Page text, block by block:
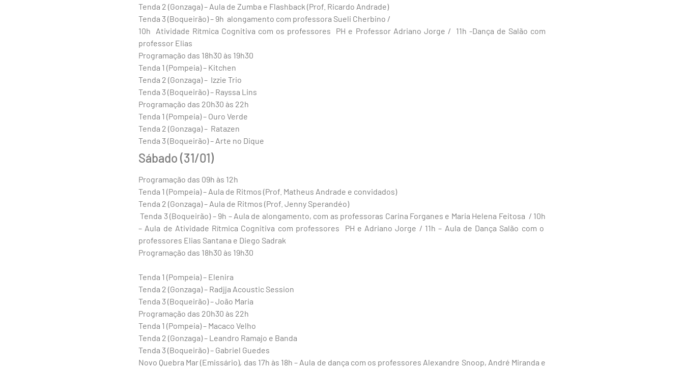
Tenda 2 (Gonzaga) – Aula de Zumba e Flashback (Prof. Ricardo Andrade)
Tenda 3 (Boqueirão) – 9h alongamento com professora Sueli Cherbino /
10h Atividade Rítmica Cognitiva com os professores PH e Professor Adriano Jorge / 11h -Dança de Salão com
professor Elias
Programação das 18h30 às 19h30
Tenda 1 (Pompeia) – Kitchen
Tenda 2 (Gonzaga) – Izzie Trio
Tenda 3 (Boqueirão) – Rayssa Lins
Programação das 20h30 às 22h
Tenda 1 (Pompeia) – Ouro Verde
Tenda 2 (Gonzaga) – Ratazen
Tenda 3 (Boqueirão) – Arte no Dique
Sábado (31/01)
Programação das 09h às 12h
Tenda 1 (Pompeia) – Aula de Ritmos (Prof. Matheus Andrade e convidados)
Tenda 2 (Gonzaga) – Aula de Ritmos (Prof. Jenny Sperandéo)
Tenda 3 (Boqueirão) – 9h – Aula de alongamento, com as professoras Carina Forganes e Maria Helena Feitosa / 10h
– Aula de Atividade Rítmica Cognitiva com professores PH e Adriano Jorge / 11h – Aula de Dança Salão com o
professores Elias Santana e Diego Sadrak
Programação das 18h30 às 19h30
Tenda 1 (Pompeia) – Elenira
Tenda 2 (Gonzaga) – Radjja Acoustic Session
Tenda 3 (Boqueirão) – João Maria
Programação das 20h30 às 22h
Tenda 1 (Pompeia) – Macaco Velho
Tenda 2 (Gonzaga) – Leandro Ramajo e Banda
Tenda 3 (Boqueirão) – Gabriel Guedes
Novo Quebra Mar (Emissário), das 17h às 18h – Aula de dança com os professores Alexandre Snoop, André Miranda e